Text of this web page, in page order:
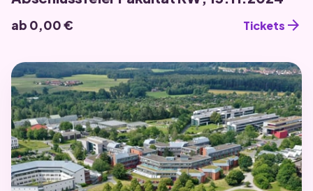
ab 0,00 € Tickets arrow_forward